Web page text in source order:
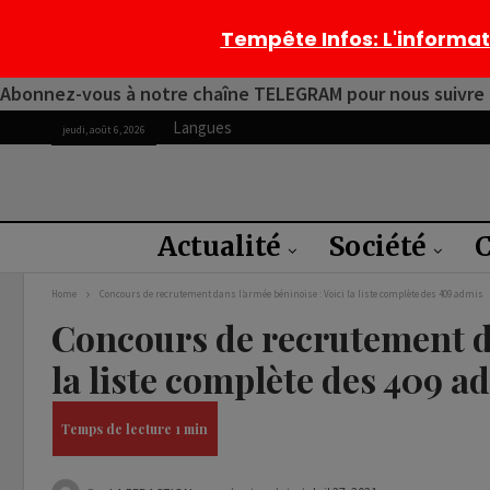
Abonnez-vous à notre chaîne TELEGRAM pour nous
jeudi, août 6, 2026 Langues
Actualité Société
Home Concours de recrutement dans l’armée béninoise : Voici la liste complète des 409 admis
Concours de recrutement
la liste complète des 409
Tempête Infos: